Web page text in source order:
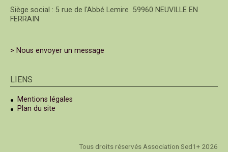
Siège social : 5 rue de l'Abbé Lemire 59960 NEUVILLE EN
FERRAIN
> Nous envoyer un message
LIENS
Mentions légales
Plan du site
Tous droits réservés Association Sed1+ 2026